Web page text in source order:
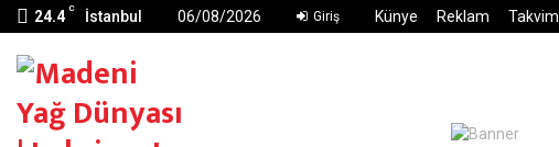
24.4 C İstanbul 06/08/2026 Giriş Künye Reklam Takvim